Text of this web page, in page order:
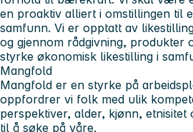
en proaktiv alliert i omstillingen til
samfunn. Vi er opptatt av
og gjennom rådgivning, produkter
styrke økonomisk likestilling i
Mangfold
Mangfold er en styrke på
oppfordrer vi folk med ulik
perspektiver, alder, kjønn, etnisitet
til å søke på våre.